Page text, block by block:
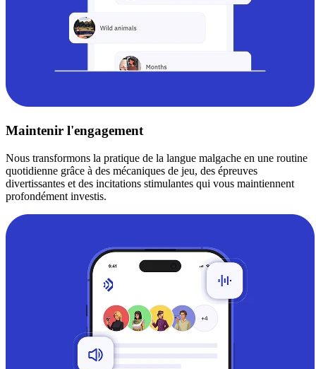
Maintenir l'engagement
Nous transformons la pratique de la langue malgache en une routine
quotidienne grâce à des mécaniques de jeu, des épreuves
divertissantes et des incitations stimulantes qui vous maintiennent
profondément investis.